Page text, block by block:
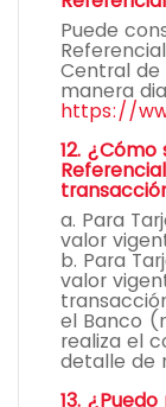
Puede
Central de
manera
https://
12.
a. Para
valor
b. Para
valor
el Banco
realiza el
detalle de
13.